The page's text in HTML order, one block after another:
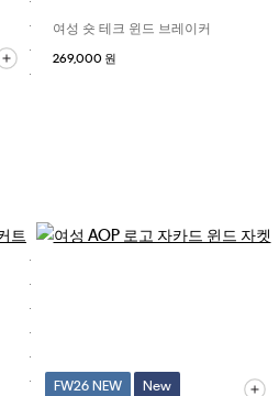
여성 숏 테크 윈드 브레이커
269,000 원
FW26 NEW New